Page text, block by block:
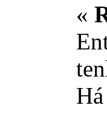
«